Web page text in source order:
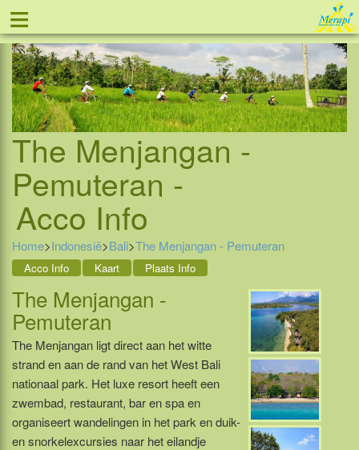
≡ Tel: 088 - 81 11 999
The Menjangan -
Pemuteran -
Acco Info
Home>Indonesië>Bali>The Menjangan - Pemuteran
Acco Info Kaart Plaats Info
The Menjangan -
Pemuteran
The Menjangan ligt direct aan het witte
strand en aan de rand van het West Bali
nationaal park. Het luxe resort heeft een
zwembad, restaurant, bar en spa en
organiseert wandelingen in het park en duik-
en snorkelexcursies naar het eilandje